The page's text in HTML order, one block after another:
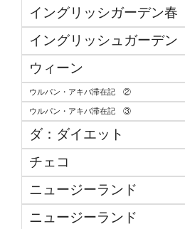
イングリッシガーデン春
イングリッシュガーデン
ウィーン
ウルパン・アキバ滞在記 ②
ウルパン・アキバ滞在記 ③
ダ：ダイエット
チェコ
ニュージーランド
ニュージーランド